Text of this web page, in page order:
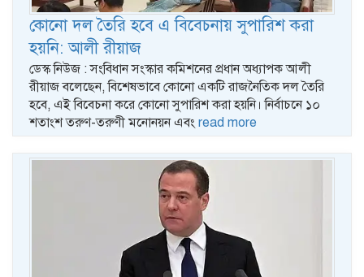
কোনো দল তৈরি হবে এ বিবেচনায় সুপারিশ করা
হয়নি: আলী রীয়াজ
ডেস্ক নিউজ : সংবিধান সংস্কার কমিশনের প্রধান অধ্যাপক আলী
রীয়াজ বলেছেন, বিশেষভাবে কোনো একটি রাজনৈতিক দল তৈরি
হবে, এই বিবেচনা করে কোনো সুপারিশ করা হয়নি। নির্বাচনে ১০
শতাংশ তরুণ-তরুণী মনোনয়ন এবং read more